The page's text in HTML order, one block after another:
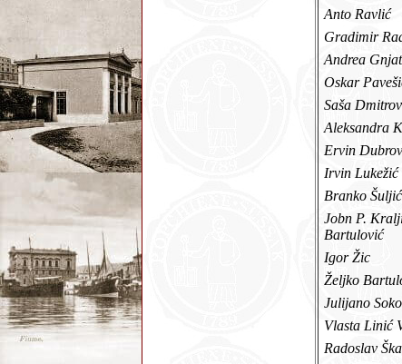
Anto Ravlić
Gradimir
Andrea
Oskar
Saša
Aleksandra
Ervin
Irvin Lukežić
Branko Šuljić
Jobn P.
Bartulović
Igor Žic
Željko
Julijano
Vlasta Linić
Radoslav